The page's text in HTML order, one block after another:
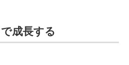
成長する